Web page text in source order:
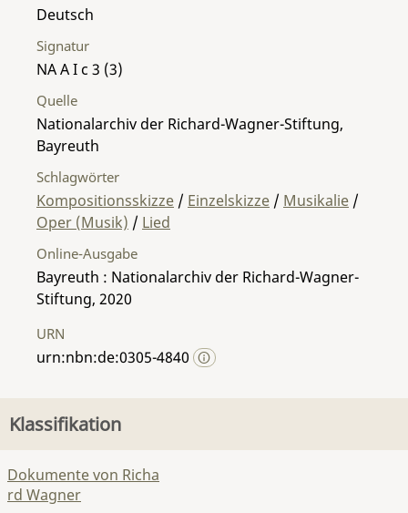
Deutsch
Signatur
NA A I c 3 (3)
Quelle
Nationalarchiv der Richard-Wagner-Stiftung,
Bayreuth
Schlagwörter
Kompositionsskizze / Einzelskizze / Musikalie /
Oper (Musik) / Lied
Online-Ausgabe
Bayreuth : Nationalarchiv der Richard-Wagner-
Stiftung, 2020
URN
urn:nbn:de:0305-4840
Klassifikation
Dokumente von Richa
rd Wagner